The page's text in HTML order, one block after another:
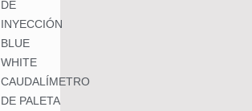
DE
INYECCIÓN
BLUE
WHITE
CAUDALÍMETRO
DE PALETA